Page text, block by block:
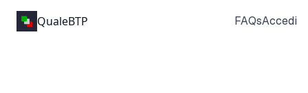
QualeBTP FAQsAccedi